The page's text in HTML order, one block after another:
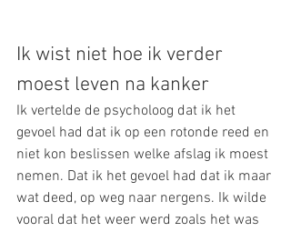
Ik wist niet hoe ik verder
moest leven na kanker
Ik vertelde de psycholoog dat ik het
gevoel had dat ik op een rotonde reed en
niet kon beslissen welke afslag ik moest
nemen. Dat ik het gevoel had dat ik maar
wat deed, op weg naar nergens. Ik wilde
vooral dat het weer werd zoals het was